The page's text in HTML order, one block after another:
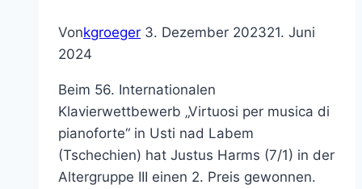
Vonkgroeger 3. Dezember 202321. Juni
2024
Beim 56. Internationalen
Klavierwettbewerb „Virtuosi per musica di
pianoforte“ in Usti nad Labem
(Tschechien) hat Justus Harms (7/1) in der
Altergruppe III einen 2. Preis gewonnen.